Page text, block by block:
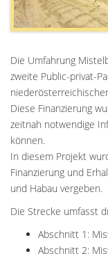
Die Umfahrung
zweite Public-privat-
Diese Finanzierung
zeitnah notwendige
können.
In diesem Projekt
Finanzierung und
und Habau vergeben.
Die Strecke umfasst
Abschnitt 1:
Abschnitt 2: